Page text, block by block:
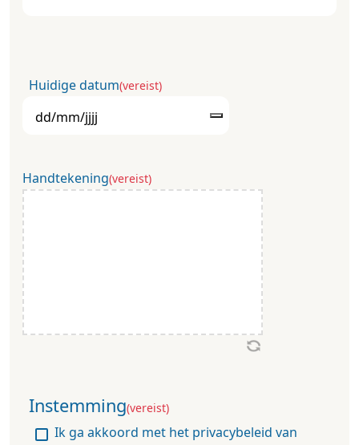
Huidige datum(vereist)
Handtekening(vereist)
Instemming(vereist)
Ik ga akkoord met het privacybeleid van